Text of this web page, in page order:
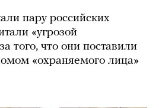
пару российских
«угрозой
того, что они поставили
«охраняемого лица»